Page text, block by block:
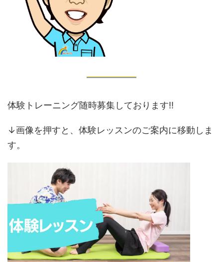
体験トレーニング随時募集しております‼️
↓画像を押すと、体験レッスンのご案内に移動しま
す。